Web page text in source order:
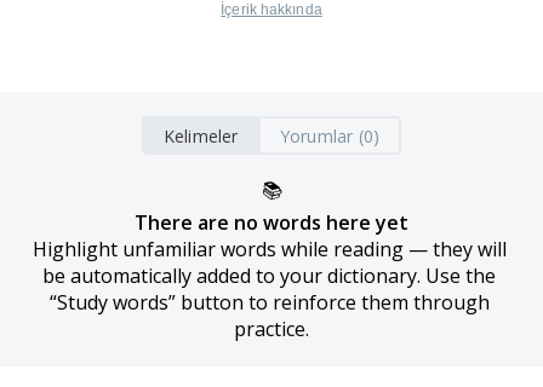
İçerik hakkında
Kelimeler Yorumlar (0)
📚
There are no words here yet
Highlight unfamiliar words while reading — they will
be automatically added to your dictionary. Use the
“Study words” button to reinforce them through
practice.